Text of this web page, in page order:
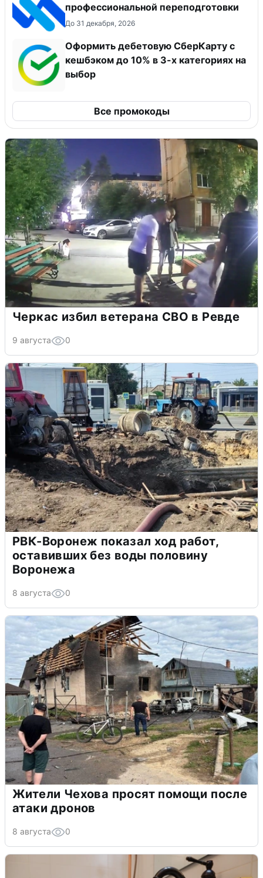
профессиональной переподготовки
До 31 декабря, 2026
Оформить дебетовую СберКарту с
кешбэком до 10% в 3-х категориях на
выбор
Все промокоды
Черкас избил ветерана СВО в Ревде
9 августа 0
РВК-Воронеж показал ход работ,
оставивших без воды половину
Воронежа
8 августа 0
Жители Чехова просят помощи после
атаки дронов
8 августа 0